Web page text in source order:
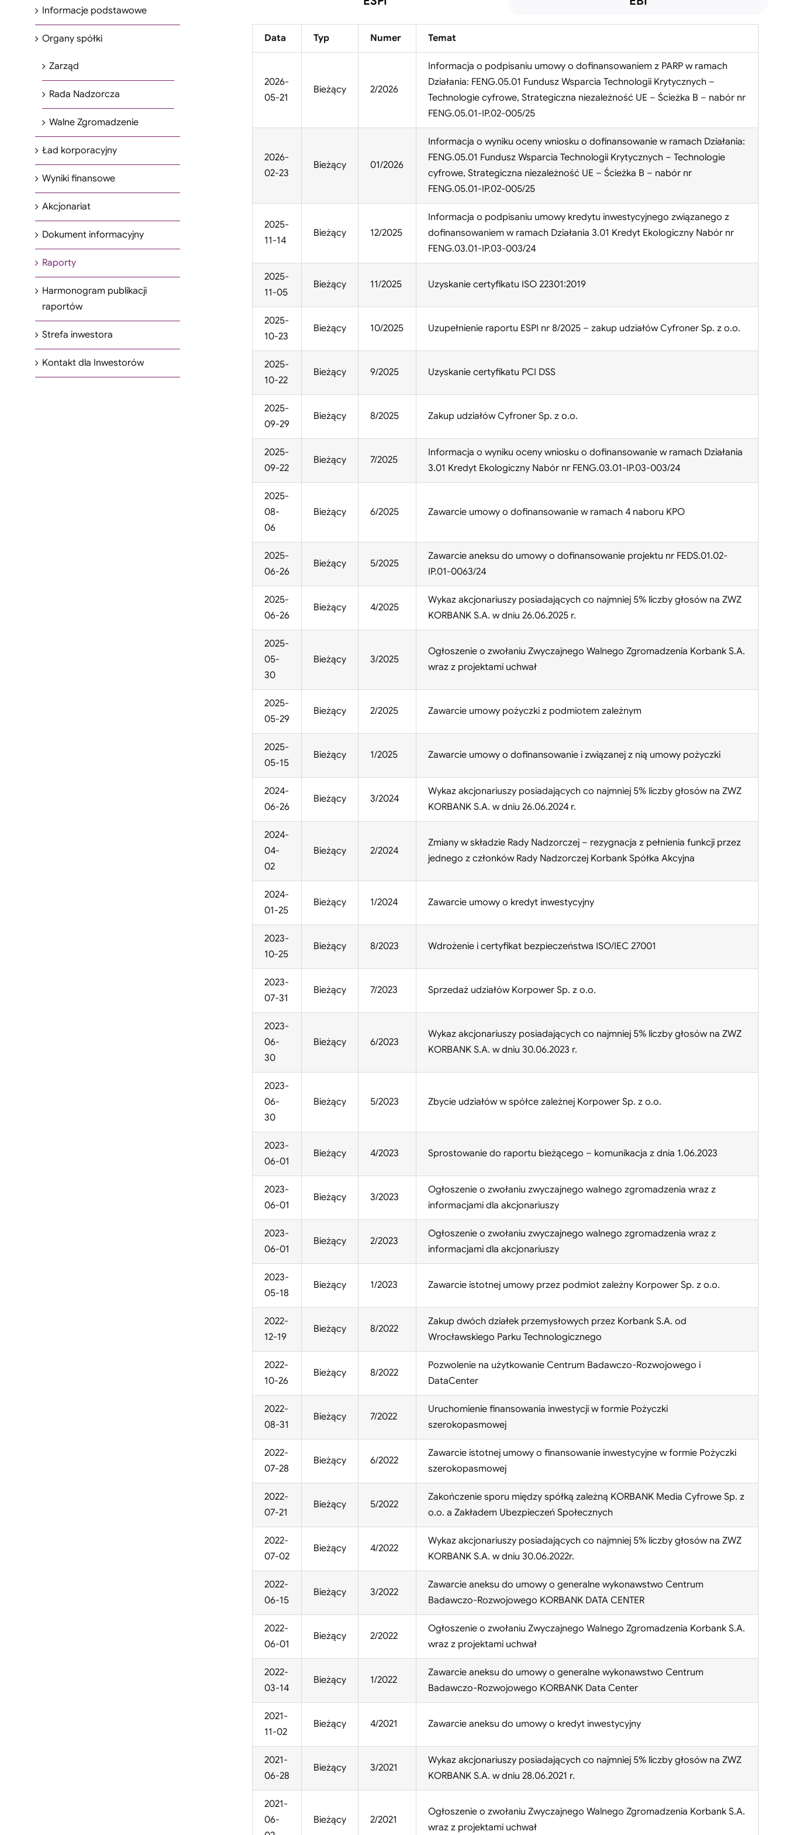
Data Typ Numer Temat
2026-
05-21
Bieżący 2/2026
Informacja o podpisaniu umowy o dofinansowaniem z PARP w ramach
Działania: FENG.05.01 Fundusz Wsparcia Technologii Krytycznych –
Technologie cyfrowe, Strategiczna niezależność UE – Ścieżka B – nabór nr
FENG.05.01-IP.02-005/25
2026-
02-23
Bieżący 01/2026
Informacja o wyniku oceny wniosku o dofinansowanie w ramach Działania:
FENG.05.01 Fundusz Wsparcia Technologii Krytycznych – Technologie
cyfrowe, Strategiczna niezależność UE – Ścieżka B – nabór nr
FENG.05.01-IP.02-005/25
2025-
11-14
Bieżący 12/2025
Informacja o podpisaniu umowy kredytu inwestycyjnego związanego z
dofinansowaniem w ramach Działania 3.01 Kredyt Ekologiczny Nabór nr
FENG.03.01-IP.03-003/24
2025-
11-05
Bieżący 11/2025 Uzyskanie certyfikatu ISO 22301:2019
2025-
10-23
Bieżący 10/2025 Uzupełnienie raportu ESPI nr 8/2025 – zakup udziałów Cyfroner Sp. z o.o.
2025-
10-22
Bieżący 9/2025 Uzyskanie certyfikatu PCI DSS
2025-
09-29
Bieżący 8/2025 Zakup udziałów Cyfroner Sp. z o.o.
2025-
09-22
Bieżący 7/2025
Informacja o wyniku oceny wniosku o dofinansowanie w ramach Działania
3.01 Kredyt Ekologiczny Nabór nr FENG.03.01-IP.03-003/24
2025-
08-
06
Bieżący 6/2025 Zawarcie umowy o dofinansowanie w ramach 4 naboru KPO
2025-
06-26
Bieżący 5/2025
Zawarcie aneksu do umowy o dofinansowanie projektu nr FEDS.01.02-
IP.01-0063/24
2025-
06-26
Bieżący 4/2025
Wykaz akcjonariuszy posiadających co najmniej 5% liczby głosów na ZWZ
KORBANK S.A. w dniu 26.06.2025 r.
2025-
05-
30
Bieżący 3/2025
Ogłoszenie o zwołaniu Zwyczajnego Walnego Zgromadzenia Korbank S.A.
wraz z projektami uchwał
2025-
05-29
Bieżący 2/2025 Zawarcie umowy pożyczki z podmiotem zależnym
2025-
05-15
Bieżący 1/2025 Zawarcie umowy o dofinansowanie i związanej z nią umowy pożyczki
2024-
06-26
Bieżący 3/2024
Wykaz akcjonariuszy posiadających co najmniej 5% liczby głosów na ZWZ
KORBANK S.A. w dniu 26.06.2024 r.
2024-
04-
02
Bieżący 2/2024
Zmiany w składzie Rady Nadzorczej – rezygnacja z pełnienia funkcji przez
jednego z członków Rady Nadzorczej Korbank Spółka Akcyjna
2024-
01-25
Bieżący 1/2024 Zawarcie umowy o kredyt inwestycyjny
2023-
10-25
Bieżący 8/2023 Wdrożenie i certyfikat bezpieczeństwa ISO/IEC 27001
2023-
07-31
Bieżący 7/2023 Sprzedaż udziałów Korpower Sp. z o.o.
2023-
06-
30
Bieżący 6/2023
Wykaz akcjonariuszy posiadających co najmniej 5% liczby głosów na ZWZ
KORBANK S.A. w dniu 30.06.2023 r.
2023-
06-
30
Bieżący 5/2023 Zbycie udziałów w spółce zależnej Korpower Sp. z o.o.
2023-
06-01
Bieżący 4/2023 Sprostowanie do raportu bieżącego – komunikacja z dnia 1.06.2023
2023-
06-01
Bieżący 3/2023
Ogłoszenie o zwołaniu zwyczajnego walnego zgromadzenia wraz z
informacjami dla akcjonariuszy
2023-
06-01
Bieżący 2/2023
Ogłoszenie o zwołaniu zwyczajnego walnego zgromadzenia wraz z
informacjami dla akcjonariuszy
2023-
05-18
Bieżący 1/2023 Zawarcie istotnej umowy przez podmiot zależny Korpower Sp. z o.o.
2022-
12-19
Bieżący 8/2022
Zakup dwóch działek przemysłowych przez Korbank S.A. od
Wrocławskiego Parku Technologicznego
2022-
10-26
Bieżący 8/2022
Pozwolenie na użytkowanie Centrum Badawczo-Rozwojowego i
DataCenter
2022-
08-31
Bieżący 7/2022
Uruchomienie finansowania inwestycji w formie Pożyczki
szerokopasmowej
2022-
07-28
Bieżący 6/2022
Zawarcie istotnej umowy o finansowanie inwestycyjne w formie Pożyczki
szerokopasmowej
2022-
07-21
Bieżący 5/2022
Zakończenie sporu między spółką zależną KORBANK Media Cyfrowe Sp. z
o.o. a Zakładem Ubezpieczeń Społecznych
2022-
07-02
Bieżący 4/2022
Wykaz akcjonariuszy posiadających co najmniej 5% liczby głosów na ZWZ
KORBANK S.A. w dniu 30.06.2022r.
2022-
06-15
Bieżący 3/2022
Zawarcie aneksu do umowy o generalne wykonawstwo Centrum
Badawczo-Rozwojowego KORBANK DATA CENTER
2022-
06-01
Bieżący 2/2022
Ogłoszenie o zwołaniu Zwyczajnego Walnego Zgromadzenia Korbank S.A.
wraz z projektami uchwał
2022-
03-14
Bieżący 1/2022
Zawarcie aneksu do umowy o generalne wykonawstwo Centrum
Badawczo-Rozwojowego KORBANK Data Center
2021-
11-02
Bieżący 4/2021 Zawarcie aneksu do umowy o kredyt inwestycyjny
2021-
06-28
Bieżący 3/2021
Wykaz akcjonariuszy posiadających co najmniej 5% liczby głosów na ZWZ
KORBANK S.A. w dniu 28.06.2021 r.
2021-
06-
Bieżący 2/2021
Ogłoszenie o zwołaniu Zwyczajnego Walnego Zgromadzenia Korbank S.A.
wraz z projektami uchwał
Informacje podstawowe
Organy spółki
Zarząd
Rada Nadzorcza
Walne Zgromadzenie
Ład korporacyjny
Wyniki finansowe
Akcjonariat
Dokument informacyjny
Raporty
Harmonogram publikacji
raportów
Strefa inwestora
Kontakt dla Inwestorów